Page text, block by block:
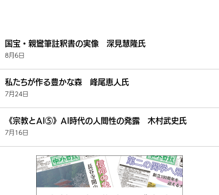
国宝・親鸞筆註釈書の実像 深見慧隆氏
8月6日
私たちが作る豊かな森 峰尾恵人氏
7月24日
《宗教とAI⑤》AI時代の人間性の発露 木村武史氏
7月16日